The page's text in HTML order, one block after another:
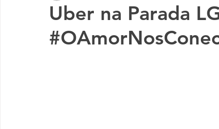
101010 Carta aberta Manifesto
Uber na Parada